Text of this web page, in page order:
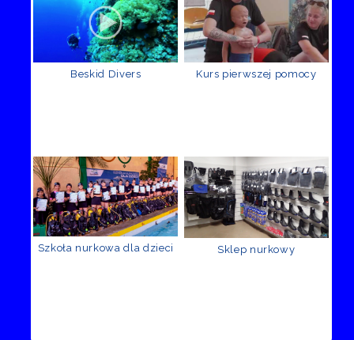
Beskid Divers Kurs pierwszej pomocy
Szkoła nurkowa dla dzieci Sklep nurkowy